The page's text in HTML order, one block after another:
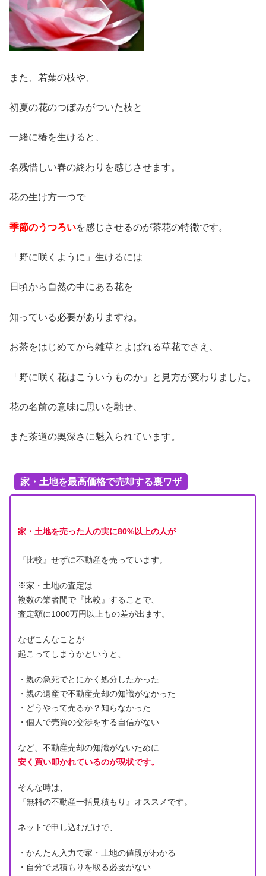
また、若葉の枝や、
初夏の花のつぼみがついた枝と
一緒に椿を生けると、
名残惜しい春の終わりを感じさせます。
花の生け方一つで
季節のうつろいを感じさせるのが茶花の特徴です。
「野に咲くように」生けるには
日頃から自然の中にある花を
知っている必要がありますね。
お茶をはじめてから雑草とよばれる草花でさえ、
「野に咲く花はこういうものか」と見方が変わりました。
花の名前の意味に思いを馳せ、
また茶道の奥深さに魅入られています。
家・土地を最高価格で売却する裏ワザ
家・土地を売った人の実に80%以上の人が
『比較』せずに不動産を売っています。
※家・土地の査定は
複数の業者間で『比較』することで、
査定額に1000万円以上もの差が出ます。
なぜこんなことが
起こってしまうかというと、
・親の急死でとにかく処分したかった
・親の遺産で不動産売却の知識がなかった
・どうやって売るか？知らなかった
・個人で売買の交渉をする自信がない
など、不動産売却の知識がないために
安く買い叩かれているのが現状です。
そんな時は、
『無料の不動産一括見積もり』オススメです。
ネットで申し込むだけで、
・かんたん入力で家・土地の値段がわかる
・自分で見積もりを取る必要がない